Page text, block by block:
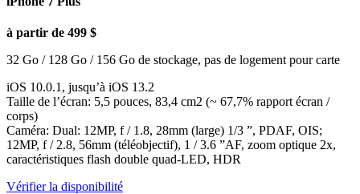
à partir de 499 $
32 Go / 128 Go / 156 Go de stockage, pas de logement pour carte
iOS 10.0.1, jusqu’à iOS 13.2
Taille de l’écran: 5,5 pouces, 83,4 cm2 (~ 67,7% rapport écran /
corps)
Caméra: Dual: 12MP, f / 1.8, 28mm (large) 1/3 ”, PDAF, OIS;
12MP, f / 2.8, 56mm (téléobjectif), 1 / 3.6 ”AF, zoom optique 2x,
caractéristiques flash double quad-LED, HDR
Vérifier la disponibilité